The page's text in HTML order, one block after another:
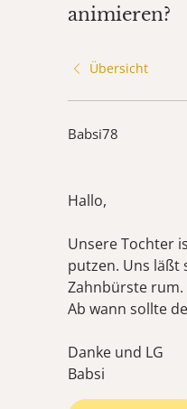
animieren?
Übersicht
Babsi78
Hallo,
Unsere Tochter
putzen. Uns läßt
Zahnbürste rum.
Ab wann sollte
Danke und LG
Babsi